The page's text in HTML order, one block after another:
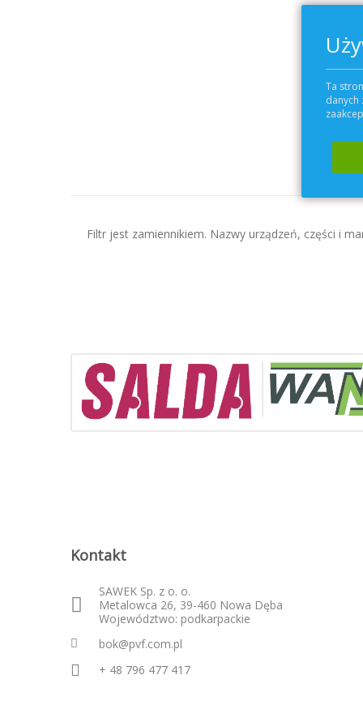
Filtr jest zamiennikiem. Nazwy urządzeń, części i
Kontakt
SAWEK Sp. z o. o.
Metalowca 26, 39-460 Nowa Dęba
Województwo: podkarpackie
bok@pvf.com.pl
+ 48 796 477 417
Ta
danych